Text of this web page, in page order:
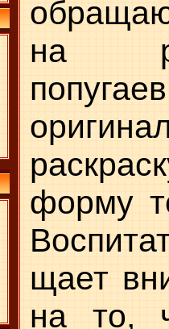
на
форму
щает
на то,